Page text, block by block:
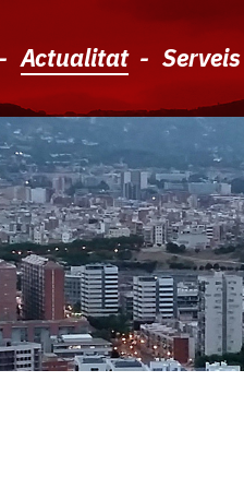
Actualitat Serveis